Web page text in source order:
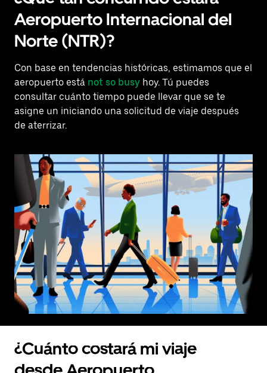
Aeropuerto Internacional del
Norte (NTR)?
Con base en tendencias históricas, estimamos que el
aeropuerto está not so busy hoy. Tú puedes
consultar cuánto tiempo puede llevar que se te
asigne un iniciando una solicitud de viaje después
de aterrizar.
¿Cuánto costará mi viaje